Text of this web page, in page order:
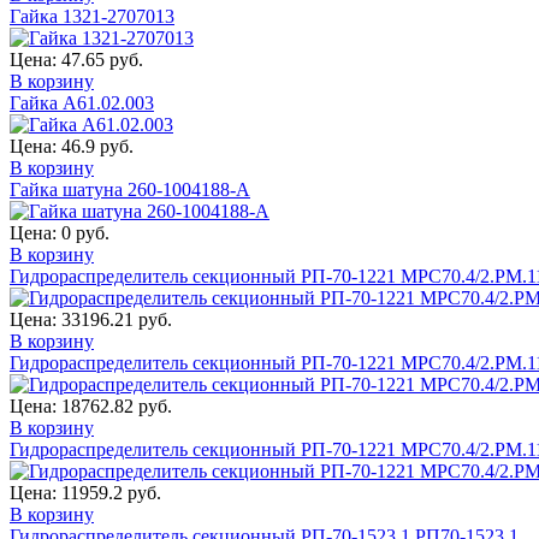
Гайка 1321-2707013
Цена: 47.65 руб.
В корзину
Гайка А61.02.003
Цена: 46.9 руб.
В корзину
Гайка шатуна 260-1004188-А
Цена: 0 руб.
В корзину
Гидрораспределитель секционный РП-70-1221 МРС70.4/
Цена: 33196.21 руб.
В корзину
Гидрораспределитель секционный РП-70-1221 МРС70.4/
Цена: 18762.82 руб.
В корзину
Гидрораспределитель секционный РП-70-1221 МРС70.4/
Цена: 11959.2 руб.
В корзину